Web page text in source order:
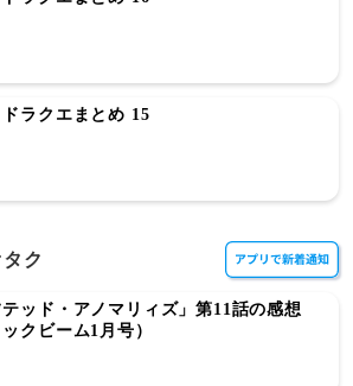
ドラクエまとめ 15
ク
テッド・アノマリィズ」第11話の感想
ックビーム1月号）